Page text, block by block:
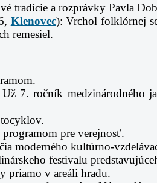
tradície a rozprávky Pavla
Klenovec): Vrchol folklórnej
remesiel.
7. ročník medzinárodného
pre verejnosť.
moderného kultúrno-
festivalu
priamo v areáli hradu.